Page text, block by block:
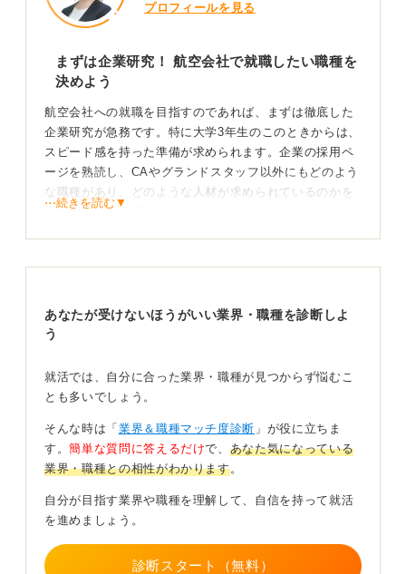
プロフィールを見る
まずは企業研究！ 航空会社で就職したい職種を
決めよう
航空会社への就職を目指すのであれば、まずは徹底した
企業研究が急務です。特に大学3年生のこのときからは、
スピード感を持った準備が求められます。企業の採用ペ
ージを熟読し、CAやグランドスタッフ以外にもどのよう
な職種があり、どのような人材が求められているのかを
深く理解する必要があります。
どの職種で、どのように貢献したいのかを明確にしまし
必要な能力や厳しさを理解したうえで志望理由を明
確にしよう
管理能力や体力、そして何よりも相手を思いやる配慮の
心が不可欠です。憧れだけでなく、その仕事の厳しさも
理解したうえで、なぜ自分がその仕事に就きたいのかを
明確にすることが、就職への第一歩となります。
また、専門学校のエアライン科などを調べてみるのも、
具体的な仕事内容を知るうえで役立ちます。
0
⋯続きを読む▼
あなたが受けないほうがいい業界・職種を診断しよ
う
就活では、自分に合った業界・職種が見つからず悩むこ
とも多いでしょう。
そんな時は「 業界＆職種マッチ度診断 」が役に立ちま
す。簡単な質問に答えるだけで、 あなた気になっている
業界・職種との相性がわかります。
自分が目指す業界や職種を理解して、自信を持って就活
を進めましょう。
診断スタート（無料）